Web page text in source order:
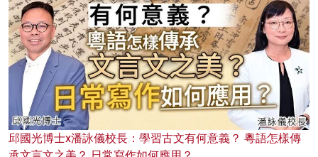
邱國光博士x潘詠儀校長：學習古文有何意義？ 粵語怎樣傳